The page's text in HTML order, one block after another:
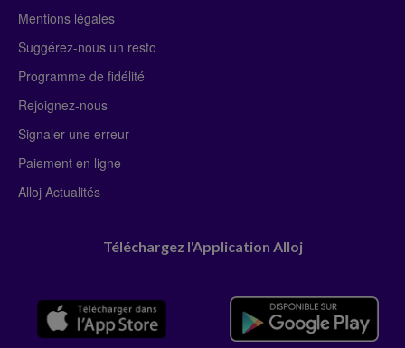
Mentions légales
Suggérez-nous un resto
Programme de fidélité
Rejoignez-nous
Signaler une erreur
Paiement en ligne
Alloj Actualités
Téléchargez l'Application Alloj